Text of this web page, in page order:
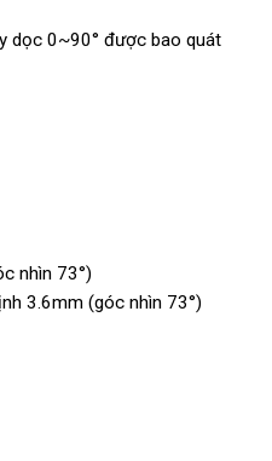
dọc 0~90° được bao quát
nhìn 73°)
3.6mm (góc nhìn 73°)